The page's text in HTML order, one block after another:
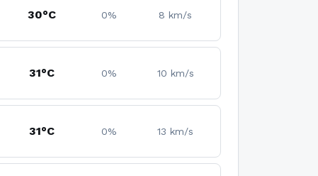
30°C 0% 8 km/s
31°C 0% 10 km/s
31°C 0% 13 km/s